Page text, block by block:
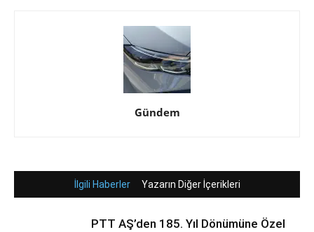
Gündem
İlgili Haberler Yazarın Diğer İçerikleri
PTT AŞ’den 185. Yıl Dönümüne Özel